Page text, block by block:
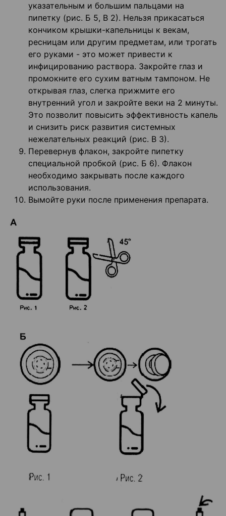
указательным и большим пальцами на
пипетку (рис. Б 5, В 2). Нельзя прикасаться
кончиком крышки-капельницы к векам,
ресницам или другим предметам, или трогать
его руками - это может привести к
инфицированию раствора. Закройте глаз и
промокните его сухим ватным тампоном. Не
открывая глаз, слегка прижмите его
внутренний угол и закройте веки на 2 минуты.
Это позволит повысить эффективность капель
и снизить риск развития системных
нежелательных реакций (рис. В 3).
Перевернув флакон, закройте пипетку
специальной пробкой (рис. Б 6). Флакон
необходимо закрывать после каждого
использования.
Вымойте руки после применения препарата.